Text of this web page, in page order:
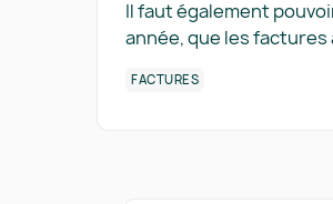
Il faut également
année, que les
FACTURES